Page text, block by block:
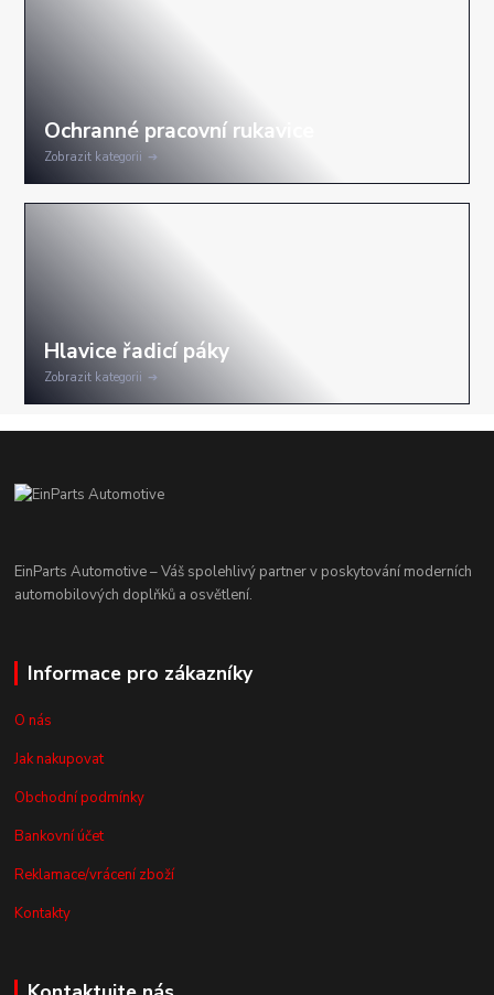
Zobrazit kategorii
Zobrazit kategorii
EinParts Automotive – Váš spolehlivý partner v poskytování moderních
automobilových doplňků a osvětlení.
Informace pro zákazníky
O nás
Jak nakupovat
Obchodní podmínky
Bankovní účet
Reklamace/vrácení zboží
Kontakty